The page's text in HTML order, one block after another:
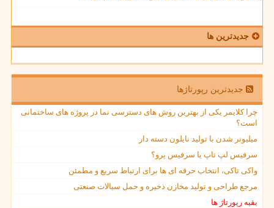
جدیدترین ها
جدیدترین رپورتاژها
چرا کلایمر یکی از بهترین روش های دسترسی نما در پروژه های ساختمانی
است؟
میلیونر شدن با تولید نایلون دسته دار
سرفیس لپ تاپ یا سرفیس پرو؟
واکی تاکی، انتخاب حرفه ای ها برای ارتباط سریع و مطمئن
مرجع طراحی و تولید مخازن ذخیره و حمل سیالات صنعتی
بقیه رپورتاژ ها